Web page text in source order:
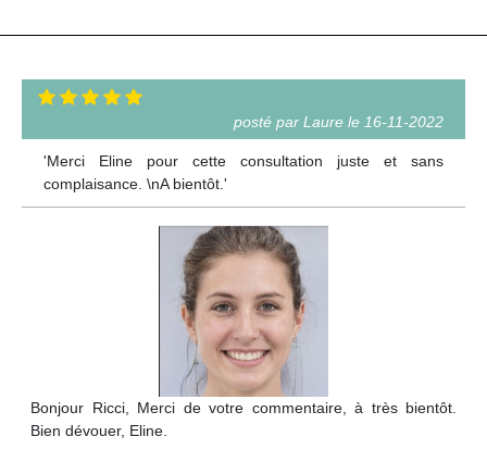
posté par Laure le 16-11-2022
'Merci Eline pour cette consultation juste et sans
complaisance. \nA bientôt.'
Bonjour Ricci, Merci de votre commentaire, à très bientôt.
Bien dévouer, Eline.